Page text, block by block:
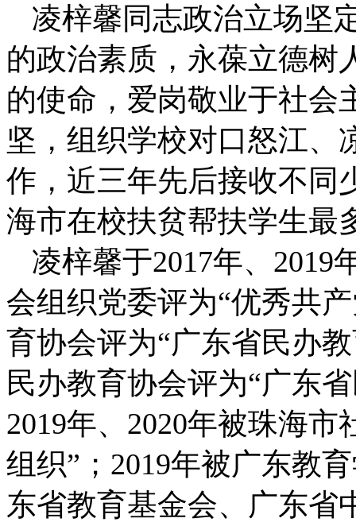
凌梓馨同志政治立场坚
的政治素质，永葆立德树
的使命，爱岗敬业于社会
坚，组织学校对口怒江、
作，近三年先后接收不同
海市在校扶贫帮扶学生最
凌梓馨于2017年、2019
会组织党委评为“优秀共
育协会评为“广东省民办
民办教育协会评为“广东
2019年、2020年被珠海
组织”；2019年被广东教
东省教育基金会、广东省